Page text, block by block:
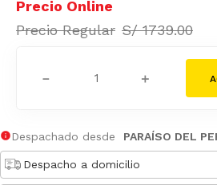
S/ 1739.00
＋
－
Despachado desde PARAÍSO DEL
Despacho a domicilio